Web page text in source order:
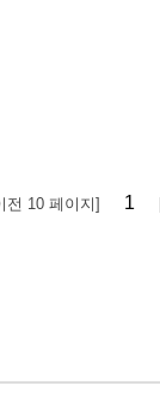
전 10 페이지] 1